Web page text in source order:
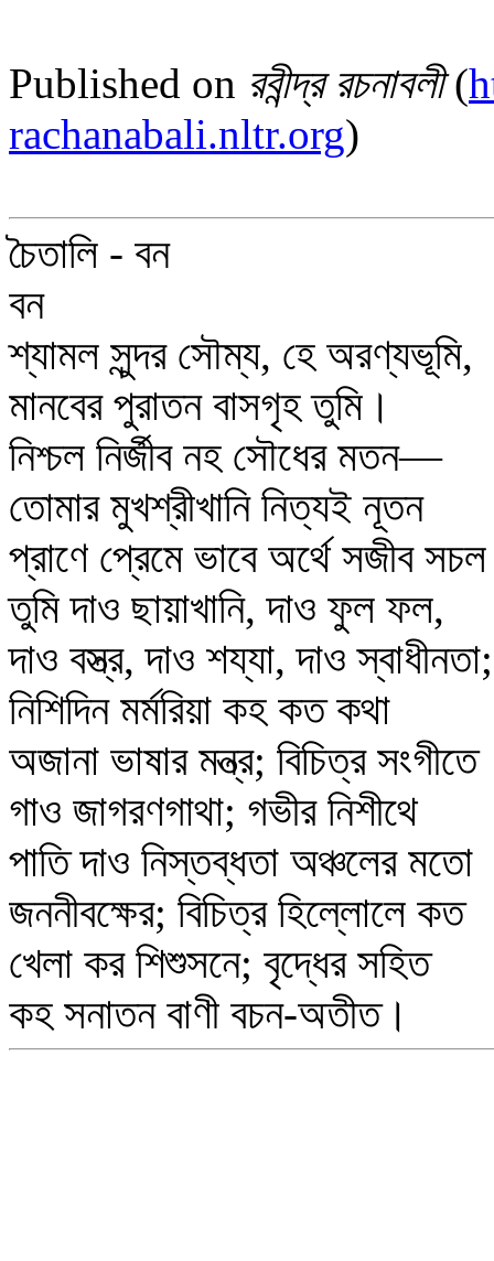
Published on রবীন্দ্র রচনাবলী(
rachanabali.nltr.org)
চৈতালি - বন
বন
শ্যামল সুন্দর সৌম্য, হে অরণ্যভূমি,
মানবের পুরাতন বাসগৃহ তুমি।
নিশ্চল নির্জীব নহ সৌধের মতন—
তোমার মুখশ্রীখানি নিত্যই নূতন
প্রাণে প্রেমে ভাবে অর্থে সজীব
তুমি দাও ছায়াখানি, দাও ফুল ফল,
দাও বস্ত্র, দাও শয্যা, দাও স্বাধীনতা;
নিশিদিন মর্মরিয়া কহ কত কথা
অজানা ভাষার মন্ত্র; বিচিত্র সংগীতে
গাও জাগরণগাথা; গভীর নিশীথে
পাতি দাও নিস্তব্ধতা অঞ্চলের মতো
জননীবক্ষের; বিচিত্র হিল্লোলে কত
খেলা কর শিশুসনে; বৃদ্ধের সহিত
কহ সনাতন বাণী বচন-অতীত।